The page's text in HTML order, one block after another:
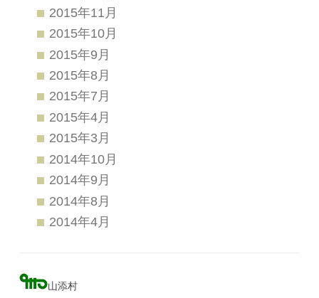
2015年11月
2015年10月
2015年9月
2015年8月
2015年7月
2015年4月
2015年3月
2014年10月
2014年9月
2014年8月
2014年4月
山添村